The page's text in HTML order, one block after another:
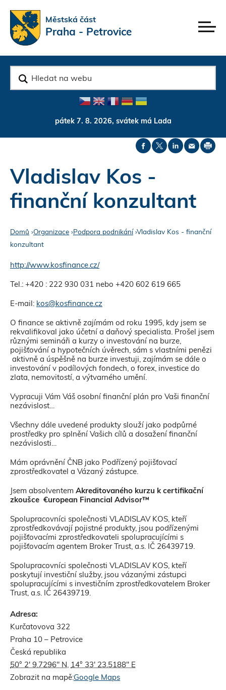
Městská část
Praha - Petrovice
h
t
pátek 7. 8. 2026, svátek má Lada
Sha Sha Sha Sen
Vladislav Kos -
finanční konzultant
J
s
t
e
z
d
e
Domů ›Organizace ›Podpora podnikání›Vladislav Kos - finanční
konzultant
http://www.kosfinance.cz/
Tel.: +420 : 222 930 031 nebo +420 602 619 665
E-mail: kos@kosfinance.cz
O finance se aktivně zajímám od roku 1995, kdy jsem se
rekvalifikoval jako účetní a daňový specialista. Prošel jsem
různými semináři a kurzy o investování na burze,
pojišťování a hypotečních úvěrech, sám s vlastními penězi
aktivně a úspěšně na burze investuji, zajímám se dále o
investování v podílových fondech, o forex, investice do
zlata, nemovitostí, a výtvarného umění.
Vypracuji Vám Váš osobní finanční plán pro Vaši finanční
nezávislost…
Všechny dále uvedené produkty slouží jako podpůrné
prostředky pro splnění Vašich cílů a dosažení finanční
nezávislosti…
Mám oprávnění ČNB jako Podřízený pojišťovací
zprostředkovatel a Vázaný zástupce.
Jsem absolventem Akreditovaného kurzu k certifikační
zkoušce €uropean Financial Advisor™
Spolupracovníci společnosti VLADISLAV KOS, kteří
zprostředkovávají pojistné produkty, jsou podřízenými
pojišťovacími zprostředkovateli spolupracujícími s
pojišťovacím agentem Broker Trust, a.s. IČ 26439719.
Spolupracovníci společnosti VLADISLAV KOS, kteří
poskytují investiční služby, jsou vázanými zástupci
spolupracujícími s investičním zprostředkovatelem Broker
Trust, a.s. IČ 26439719.
Adresa:
Kurčatovova 322
Praha 10 – Petrovice
Česká republika
50° 2' 9.7296" N, 14° 33' 23.5188" E
Zobrazit na mapě:Google Maps